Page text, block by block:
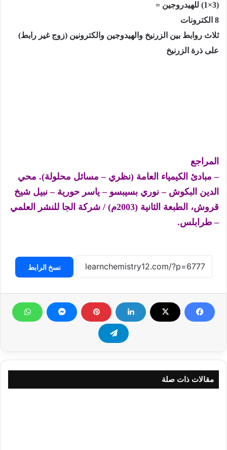
(3
×1) للهيدروجين =
8 الكترونات
ثلاث روابط بين الزرنيخ والهيدوجين والكترونين (زوج غير رابط)
على ذرة الزرنيخ
المراجع
– مبادئ الكيمياء العامة (نظري – مسائل محلولة). محي
الدين البكوش – نوري بسيبسو – ياسر حورية – نبيل شيخ
قروش، الطبعة الثانية (2003م) / شركة الجا للنشر العلمي
– طرابلس.
نسخ الرابط
مقالات ذات صلة